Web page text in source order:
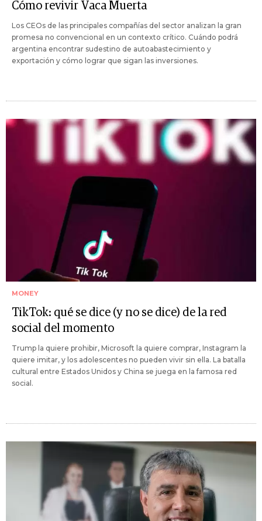
Cómo revivir Vaca Muerta
Los CEOs de las principales compañías del sector analizan la gran
promesa no convencional en un contexto crítico. Cuándo podrá
argentina encontrar sudestino de autoabastecimiento y
exportación y cómo lograr que sigan las inversiones.
MONEY
TikTok: qué se dice (y no se dice) de la red
social del momento
Trump la quiere prohibir, Microsoft la quiere comprar, Instagram la
quiere imitar, y los adolescentes no pueden vivir sin ella. La batalla
cultural entre Estados Unidos y China se juega en la famosa red
social.